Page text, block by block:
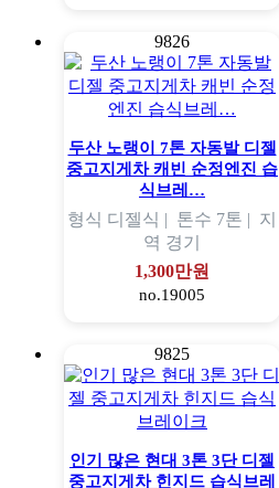
9826
두산 노랭이 7톤 자동발 디젤
중고지게차 캐빈 순정엔진 습
식브레…
형식 디젤식 | 톤수 7톤 | 지
역 경기
1,300만원
no.19005
9825
인기 많은 현대 3톤 3단 디젤
중고지게차 힌지드 습식브레